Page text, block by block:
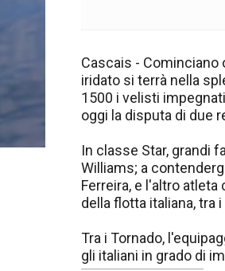
Cascais - Cominciano
iridato si terrà nella
1500 i velisti
oggi la disputa di due
In classe Star, grandi
Williams; a
Ferreira, e l'altro
della flotta italiana, tra
Tra i Tornado,
gli italiani in grado di